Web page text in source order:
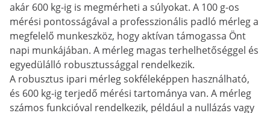
akár 600 kg-ig is megmérheti a súlyokat. A 100 g-os
mérési pontosságával a professzionális padló mérleg a
megfelelő munkeszköz, hogy aktívan támogassa Önt
napi munkájában. A mérleg magas terhelhetőséggel és
egyedülálló robusztussággal rendelkezik.
A robusztus ipari mérleg sokféleképpen használható,
és 600 kg-ig terjedő mérési tartománya van. A mérleg
számos funkcióval rendelkezik, például a nullázás vagy